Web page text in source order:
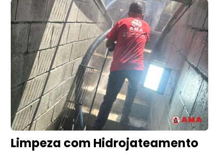
Limpeza com Hidrojateamento